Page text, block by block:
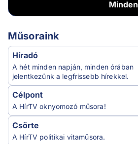
Minden
Műsoraink
Híradó
A hét minden napján, minden órában
jelentkezünk a legfrissebb hírekkel.
Célpont
A HírTV oknyomozó műsora!
Csörte
A HírTV politikai vitaműsora.